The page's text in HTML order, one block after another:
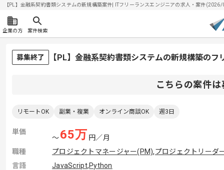
【PL】金融系契約書類システムの新規構築案件| ITフリーランスエンジニアの求人・案件
企業の方 案件検索
募集終了 【PL】金融系契約書類システムの新規構築のフ
こちらの案件
リモートOK 副業・複業 オンライン商談OK 週3日
単価
〜65万 円／月
職種
プロジェクトマネージャー(PM),プロジェクトリーダ
言語
JavaScript,Python